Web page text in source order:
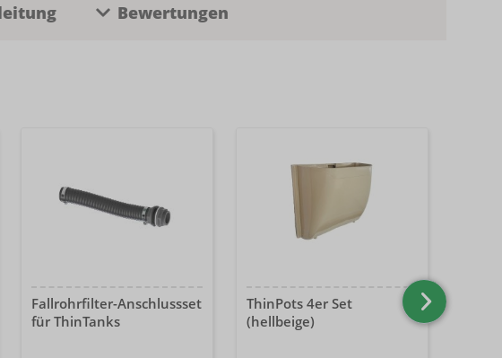
Bewertungen
Fallrohrfilter-Anschlussset
für ThinTanks
ThinPots 4er Set
(hellbeige)